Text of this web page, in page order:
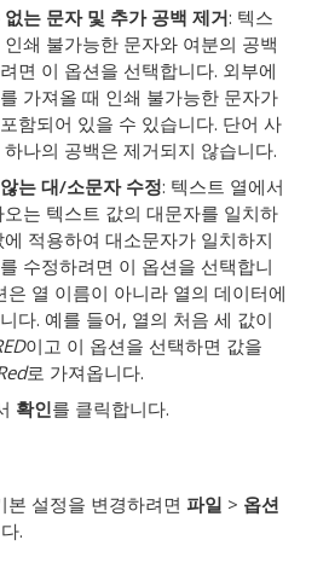
는 문자 및 추가 공백 제거: 텍스
쇄 불가능한 문자와 여분의 공백
면 이 옵션을 선택합니다. 외부에
가져올 때 인쇄 불가능한 문자가
함되어 있을 수 있습니다. 단어 사
나의 공백은 제거되지 않습니다.
는 대/소문자 수정: 텍스트 열에서
오는 텍스트 값의 대문자를 일치하
적용하여 대소문자가 일치하지
수정하려면 이 옵션을 선택합니
은 열 이름이 아니라 열의 데이터에
다. 예를 들어, 열의 처음 세 값이
이고 이 옵션을 선택하면 값을
로 가져옵니다.
확인를 클릭합니다.
본 설정을 변경하려면 파일 > 옵션
.